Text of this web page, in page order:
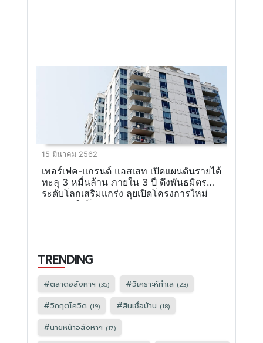
15 มีนาคม 2562
เพอร์เฟค-แกรนด์ แอสเสท เปิดแผนดันรายได้
ทะลุ 3 หมื่นล้าน ภายใน 3 ปี ดึงพันธมิตร
ระดับโลกเสริมแกร่ง ลุยเปิดโครงการใหม่
ขยายธุรกิจโรงแรม
TRENDING
#ตลาดอสังหาฯ (35) #วิเคราะห์ทำเล (23)
#วิกฤตโควิด (19) #สินเชื่อบ้าน (18)
#นายหน้าอสังหาฯ (17)